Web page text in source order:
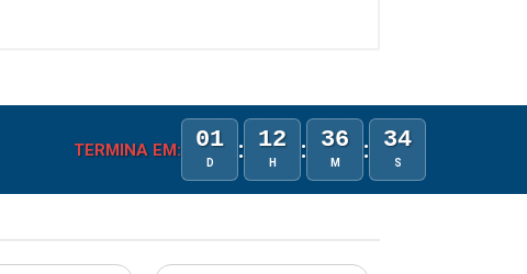
TERMINA EM: 01
D : 12
H : 36
M : 34
S